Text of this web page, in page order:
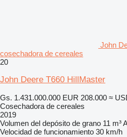
John
cosechadora de cereales
20
John Deere T660 HillMaster
Gs. 1.431.000.000 EUR 208.000 ≈
Cosechadora de cereales
2019
Volumen del depósito de grano 11 m³
Velocidad de funcionamiento 30 km/h